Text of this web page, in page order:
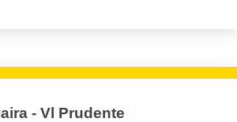
- Vl Prudente